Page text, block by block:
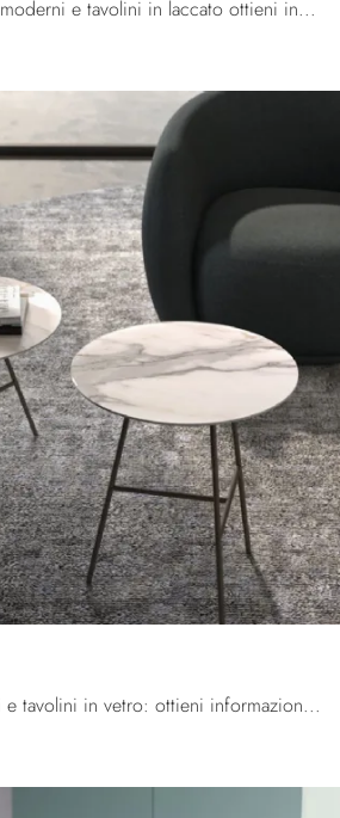
Se vuoi Complementi moderni e tavolini in laccato ottieni informazioni sul modello Ibisco del brand Orme.
Complementi moderni e tavolini in vetro: ottieni informazioni sul modello Glicine Calacatta di Orme e potrai valorizzare i tuoi interni.